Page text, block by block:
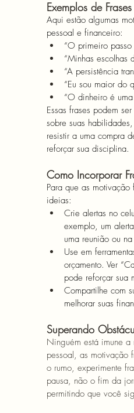
Exemplos de
Aqui estão algumas
pessoal e financeiro:
“O primeiro
“Minhas escolhas
“A persistência
“Eu sou maior do
“O dinheiro é
Essas frases podem
sobre suas
resistir a uma compra
reforçar sua disciplina.
Como Incorporar
Para que as
ideias:
Crie alertas no
exemplo, um
uma reunião ou
Use em
orçamento. Ver
pode reforçar sua
Compartilhe com
melhorar suas
Superando
Ninguém está imune a
pessoal, as motivação
o rumo, experimente
pausa, não o fim da
permitindo que você